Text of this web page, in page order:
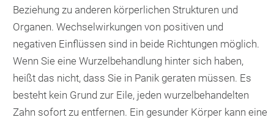
Beziehung zu anderen körperlichen Strukturen und
Organen. Wechselwirkungen von positiven und
negativen Einflüssen sind in beide Richtungen möglich.
Wenn Sie eine Wurzelbehandlung hinter sich haben,
heißt das nicht, dass Sie in Panik geraten müssen. Es
besteht kein Grund zur Eile, jeden wurzelbehandelten
Zahn sofort zu entfernen. Ein gesunder Körper kann eine